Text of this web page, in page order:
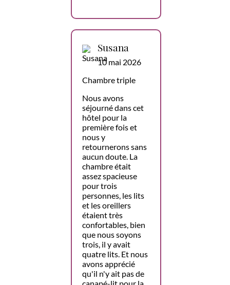
Susana
10 mai 2026
Chambre triple
Nous avons
séjourné dans cet
hôtel pour la
première fois et
nous y
retournerons sans
aucun doute. La
chambre était
assez spacieuse
pour trois
personnes, les lits
et les oreillers
étaient très
confortables, bien
que nous soyons
trois, il y avait
quatre lits. Et nous
avons apprécié
qu'il n'y ait pas de
canapé-lit pour la